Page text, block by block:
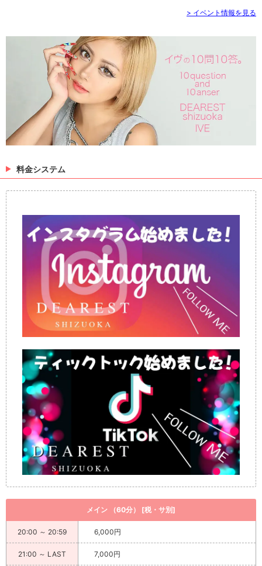
> イベント情報を見る
料金システム
メイン （60分） [税・サ別]
20:00 ～ 20:59 6,000円
21:00 ～ LAST 7,000円